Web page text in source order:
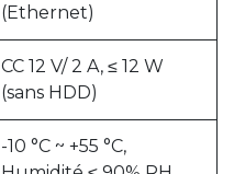
(Ethernet)
CC 12 V/ 2 A, ≤ 12 W
(sans HDD)
-10 °C ~ +55 °C,